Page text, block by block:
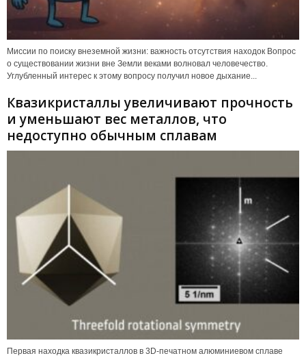
Миссии по поиску внеземной жизни: важность отсутствия находок Вопрос
о существовании жизни вне Земли веками волновал человечество.
Углубленный интерес к этому вопросу получил новое дыхание...
Квазикристаллы увеличивают прочность
и уменьшают вес металлов, что
недоступно обычным сплавам
Первая находка квазикристаллов в 3D-печатном алюминиевом сплаве